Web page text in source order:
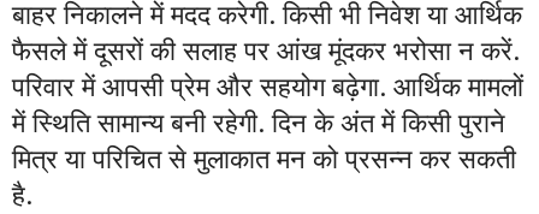
बाहर निकालने में मदद करेगी. किसी भी निवेश या आर्थिक
फैसले में दूसरों की सलाह पर आंख मूंदकर भरोसा न करें.
परिवार में आपसी प्रेम और सहयोग बढ़ेगा. आर्थिक मामलों
में स्थिति सामान्य बनी रहेगी. दिन के अंत में किसी पुराने
मित्र या परिचित से मुलाकात मन को प्रसन्न कर सकती
है.